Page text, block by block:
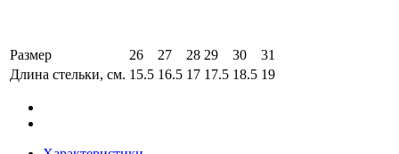
Размер 26 27 28 29 30
31
Длина стельки, см. 15.5 16.5 17 17.5 18.5 19